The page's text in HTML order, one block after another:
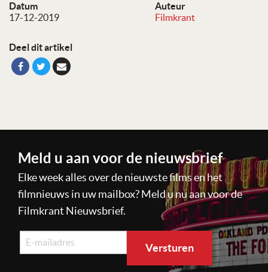
Datum
17-12-2019
Auteur
Filmkrant
Deel dit artikel
Meld u aan voor de nieuwsbrief
Elke week alles over de nieuwste films en het
filmnieuws in uw mailbox? Meld u nu aan voor de
Filmkrant Nieuwsbrief.